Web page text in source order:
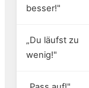
besser!"
„Du läufst zu
wenig!"